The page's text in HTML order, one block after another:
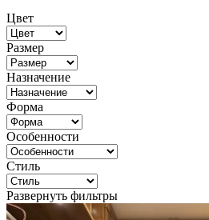
Цвет
Размер
Назначение
Форма
Особенности
Стиль
Развернуть фильтры